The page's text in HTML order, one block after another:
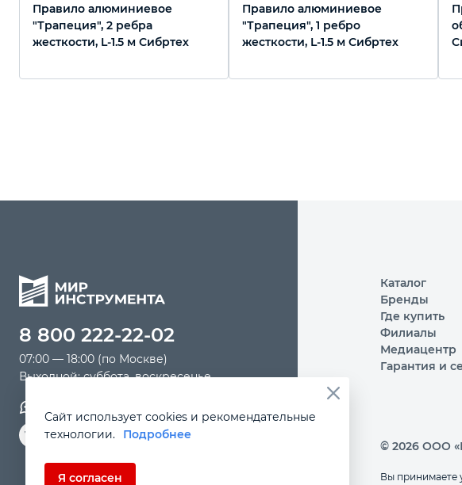
Правило алюминиевое
"Трапеция", 2 ребра
жесткости, L-1.5 м Сибртех
Правило алюминиевое
"Трапеция", 1 ребро
жесткости, L-1.5 м Сибртех
8 800 222-22-02
07:00 — 18:00 (по Москве)
Выходной: суббота, воскресенье
Каталог
Бренды
Где купить
Филиалы
Медиацентр
Гарантия и
© 2026 ООО
Вы принимаете
Сайт использует cookies и рекомендательные
технологии.
Подробнее
Я согласен